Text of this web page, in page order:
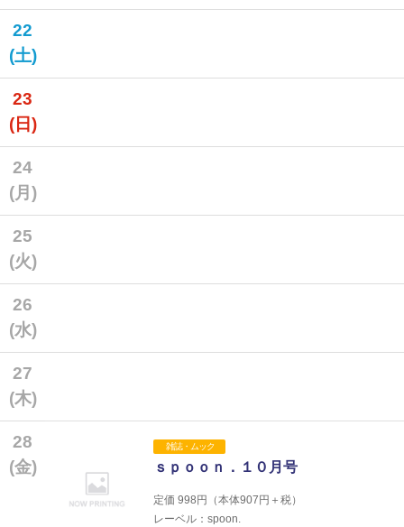
22
(土)
23
(日)
24
(月)
25
(火)
26
(水)
27
(木)
28
(金)
雑誌・ムック
ｓｐｏｏｎ．１０月号
定価 998 円（本体907 円＋税）
レーベル：spoon.